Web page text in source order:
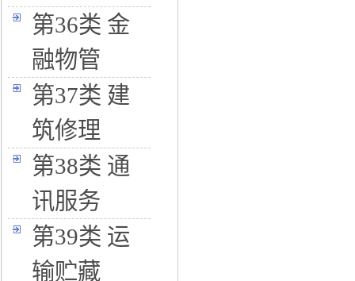
第36类 金
融物管
第37类 建
筑修理
第38类 通
讯服务
第39类 运
输贮藏